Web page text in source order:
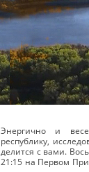
Энергично и
республику,
делится с вами.
21:15 на Первом